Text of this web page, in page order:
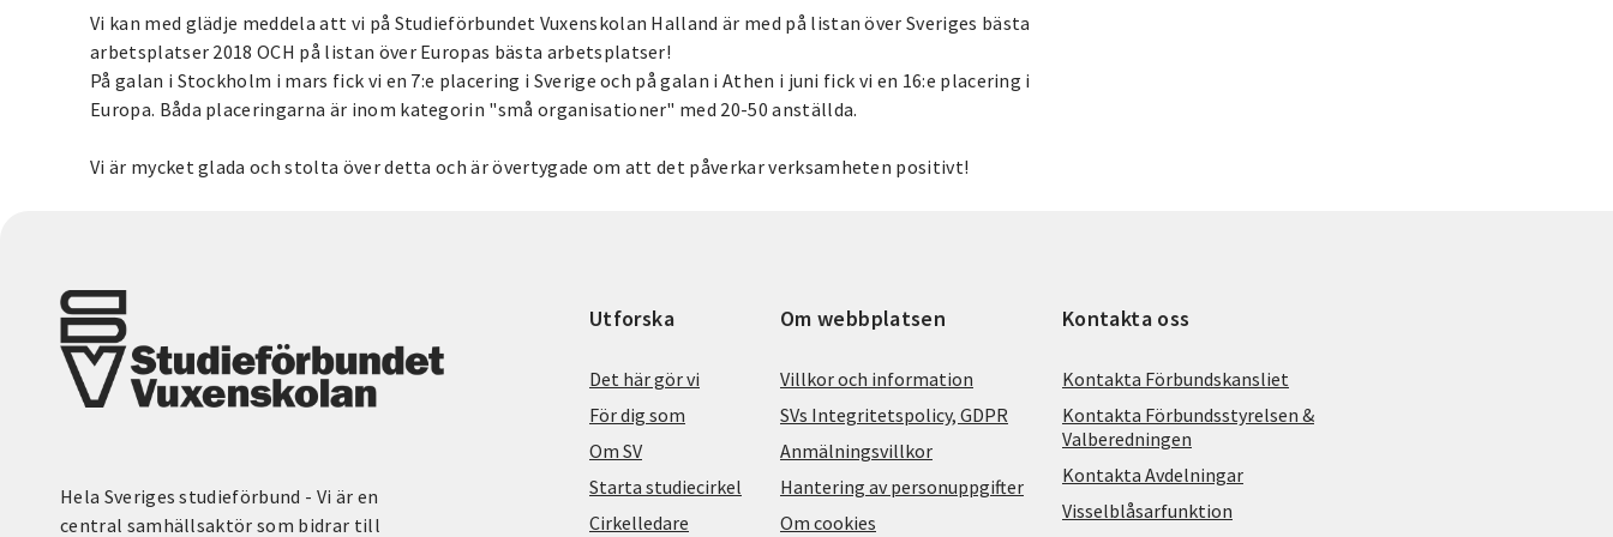
Vi kan med glädje meddela att vi på Studieförbundet Vuxenskolan Halland är med på listan över Sveriges bästa
arbetsplatser 2018 OCH på listan över Europas bästa arbetsplatser!
På galan i Stockholm i mars fick vi en 7:e placering i Sverige och på galan i Athen i juni fick vi en 16:e placering i
Europa. Båda placeringarna är inom kategorin "små organisationer" med 20-50 anställda.
Vi är mycket glada och stolta över detta och är övertygade om att det påverkar verksamheten positivt!
Hela Sveriges studieförbund - Vi är en
central samhällsaktör som bidrar till
Utforska
Det här gör vi
För dig som
Om SV
Starta studiecirkel
Cirkelledare
Om webbplatsen
Villkor och information
SVs Integritetspolicy, GDPR
Anmälningsvillkor
Hantering av personuppgifter
Om cookies
Kontakta oss
Kontakta Förbundskansliet
Kontakta Förbundsstyrelsen &
Valberedningen
Kontakta Avdelningar
Visselblåsarfunktion